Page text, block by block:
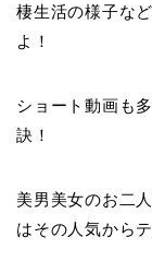
棲生活の様子な
よ！
ショート動画も
訣！
美男美女のお二
はその人気から